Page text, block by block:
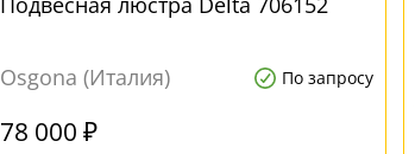
Osgona (Италия) По запросу
78 000 ₽